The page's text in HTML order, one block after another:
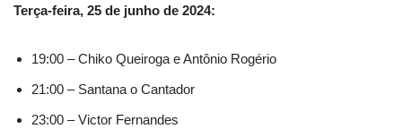
Terça-feira, 25 de junho de 2024:
19:00 – Chiko Queiroga e Antônio Rogério
21:00 – Santana o Cantador
23:00 – Victor Fernandes